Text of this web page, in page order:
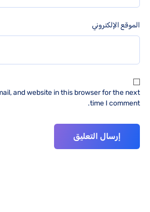
الموقع الإلكتروني
and website in this browser for the next
time I comment.